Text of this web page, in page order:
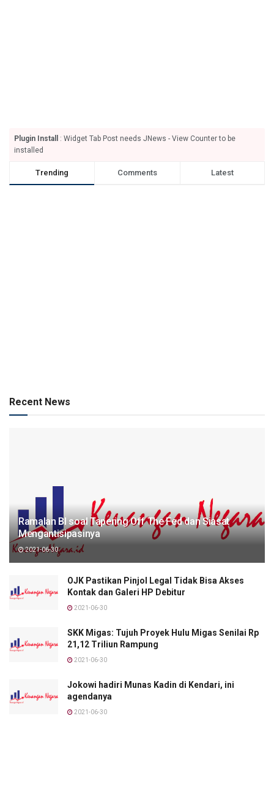
Plugin Install
: Widget Tab Post needs JNews - View Counter to be
installed
Trending Comments Latest
Recent News
Ramalan BI soal Tapering Off The Fed dan Siasat
Mengantisipasinya
2021-06-30
OJK Pastikan Pinjol Legal Tidak Bisa Akses
Kontak dan Galeri HP Debitur
2021-06-30
SKK Migas: Tujuh Proyek Hulu Migas Senilai Rp
21,12 Triliun Rampung
2021-06-30
Jokowi hadiri Munas Kadin di Kendari, ini
agendanya
2021-06-30